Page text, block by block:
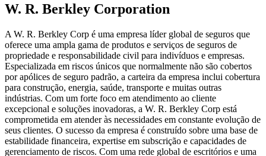
W. R. Berkley Corporation
A W. R. Berkley Corp é uma empresa líder global de seguros que
oferece uma ampla gama de produtos e serviços de seguros de
propriedade e responsabilidade civil para indivíduos e empresas.
Especializada em riscos únicos que normalmente não são cobertos
por apólices de seguro padrão, a carteira da empresa inclui cobertura
para construção, energia, saúde, transporte e muitas outras
indústrias. Com um forte foco em atendimento ao cliente
excepcional e soluções inovadoras, a W. R. Berkley Corp está
comprometida em atender às necessidades em constante evolução de
seus clientes. O sucesso da empresa é construído sobre uma base de
estabilidade financeira, expertise em subscrição e capacidades de
gerenciamento de riscos. Com uma rede global de escritórios e uma